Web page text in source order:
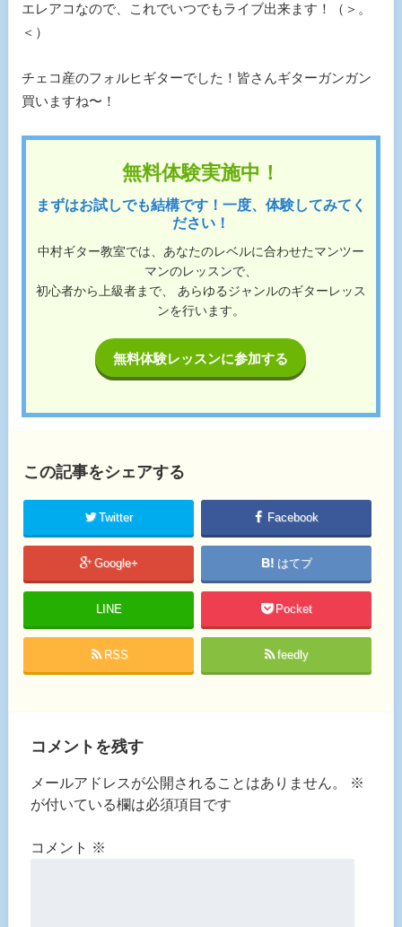
エレアコなので、これでいつでもライブ出来ます！（＞。
＜）
チェコ産のフォルヒギターでした！皆さんギターガンガン
買いますね〜！
無料体験実施中！
まずはお試しでも結構です！一度、体験してみてく
ださい！
中村ギター教室では、あなたのレベルに合わせたマンツー
マンのレッスンで、
初心者から上級者まで、 あらゆるジャンルのギターレッス
ンを行います。
無料体験レッスンに参加する
この記事をシェアする
Twitter Facebook
Google+ はてブ
LINE Pocket
RSS feedly
コメントを残す
メールアドレスが公開されることはありません。
※
が付いている欄は必須項目です
コメント ※